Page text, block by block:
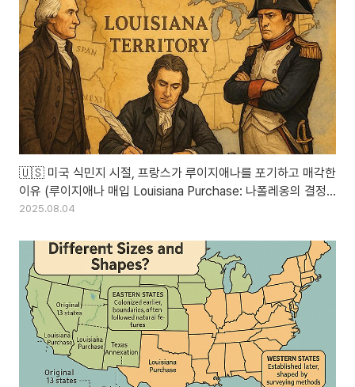
🇺🇸 미국 식민지 시절, 프랑스가 루이지애나를 포기하고 매각한
이유 (루이지애나 매입 Louisiana Purchase: 나폴레옹의 결정
과 미국 영토 확장 배경)
2025.08.04